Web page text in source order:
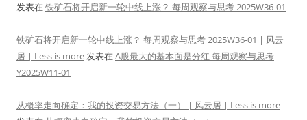
发表在铁矿石将开启新一轮中线上涨？ 每周观察与思考 2025W36-01
铁矿石将开启新一轮中线上涨？ 每周观察与思考 2025W36-01 | 风云
居 | Less is more发表在A股最大的基本面是分红 每周观察与思考
Y2025W11-01
从概率走向确定：我的投资交易方法（一） | 风云居 | Less is more